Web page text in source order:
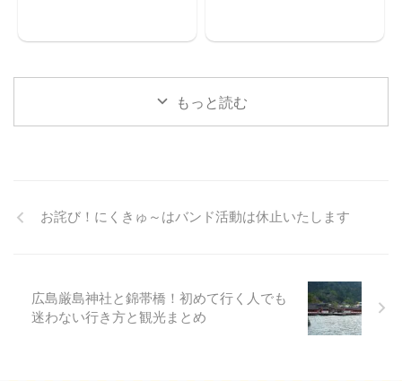
もっと読む
お詫び！にくきゅ～はバンド活動は休止いたします
広島厳島神社と錦帯橋！初めて行く人でも
迷わない行き方と観光まとめ